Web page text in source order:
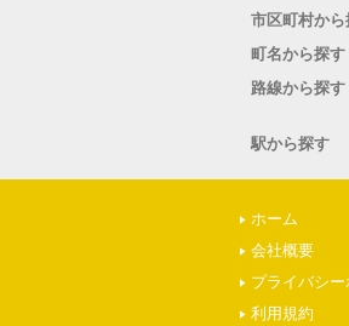
市区町村から
町名から探す
路線から探す
駅から探す
ホーム
会社概要
プライバシ
利用規約